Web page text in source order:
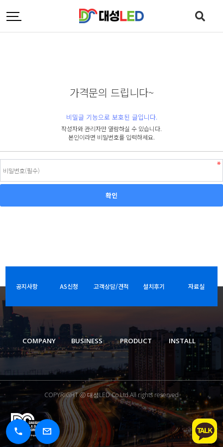
가격문의 드립니다~
비밀글 기능으로 보호된 글입니다.
작성자와 관리자만 열람하실 수 있습니다.
본인이라면 비밀번호를 입력하세요.
공지사항 AS신청 고객상담/견적 설치후기 자료실
COMPANY BUSINESS PRODUCT INSTALL
COPYRIGHT ⓒ 대성LED Co.Ltd.All rights reserved